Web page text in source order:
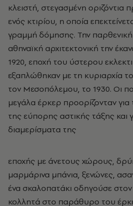
κλειστή, στεγασμένη οριζόντια
ενός κτιρίου, η οποία
γραμμή δόμησης. Την
αθηναϊκή αρχιτεκτονική την
1920, εποχή του ύστερου
εξαπλώθηκαν με τη κυριαρχία
τον Μεσοπόλεμου, το 1930. Οι
μεγάλα έρκερ προορίζονταν
της εύπορης αστικής τάξης και
διαμερίσματα της
εποχής με άνετους χώρους,
μαρμάρινα μπάνια, ξενώνες,
ένα σκαλοπατάκι οδηγούσε
κολλητά στο παράθυρο του